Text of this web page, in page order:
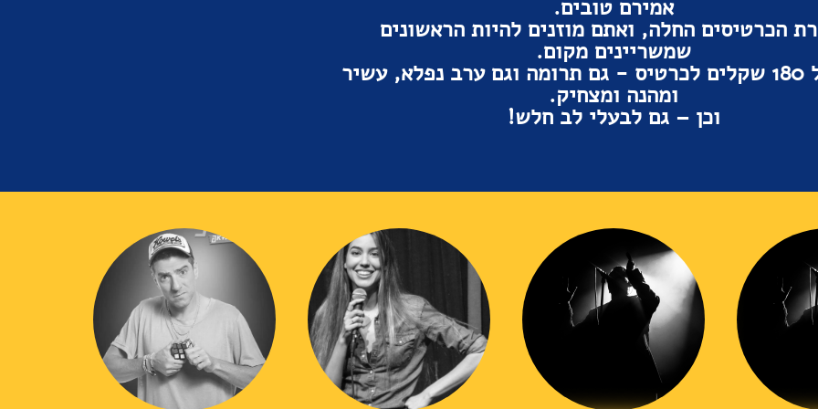
אמירם טובים.
הכרטיסים החלה, ואתם מוזנים להיות הראשונים
שמשריינים מקום.
בסך הכל 180 שקלים לכרטיס - גם תרומה וגם ערב נפלא, עשיר
ומהנה ומצחיק.
וכן – גם לבעלי לב חלש!